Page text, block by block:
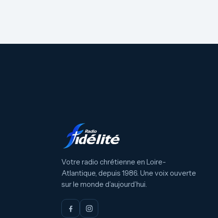
Votre radio chrétienne en Loire-
Atlantique, depuis 1986. Une voix ouverte
sur le monde d’aujourd’hui.